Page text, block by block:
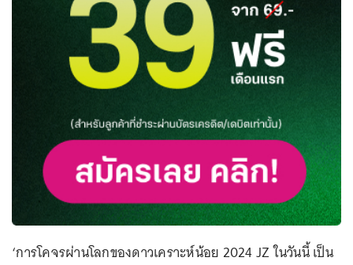
‘การโคจรผ่านโลกของดาวเคราะห์น้อย 2024 JZ ในวันนี้ เป็น